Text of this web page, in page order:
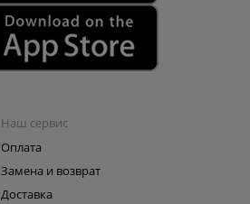
Наш сервис
Оплата
Замена и возврат
Доставка